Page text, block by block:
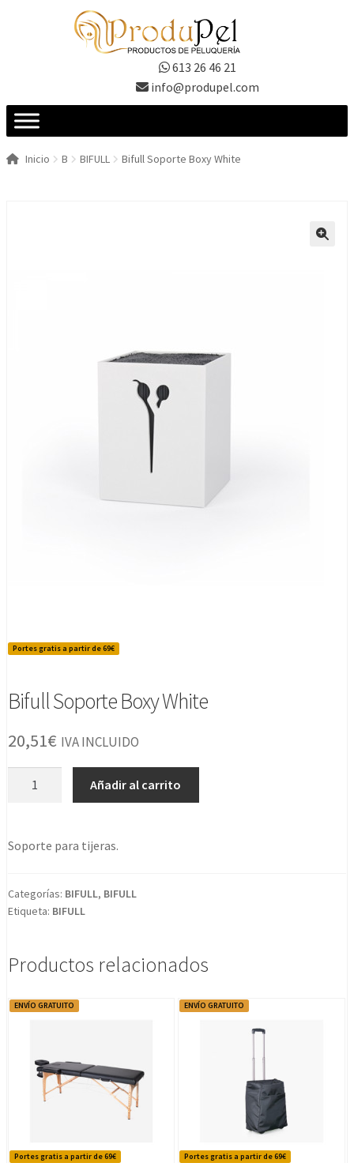
613 26 46 21
info@produpel.com
Inicio B BIFULL Bifull Soporte Boxy White
Portes gratis a partir de 69€
Bifull Soporte Boxy White
20,51€ IVA INCLUIDO
cantidad
Añadir al carrito
Soporte para tijeras.
Categorías: BIFULL, BIFULL
Etiqueta: BIFULL
Productos relacionados
Portes gratis a partir de 69€
ENVÍO GRATUITO
Portes gratis a partir de 69€
ENVÍO GRATUITO